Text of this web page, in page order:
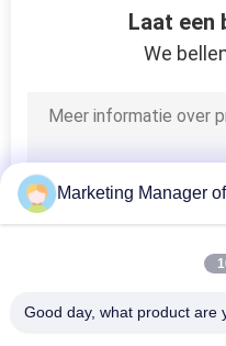
rijst kleur
Laat een
We
Marketing Manager
Good day, what product are